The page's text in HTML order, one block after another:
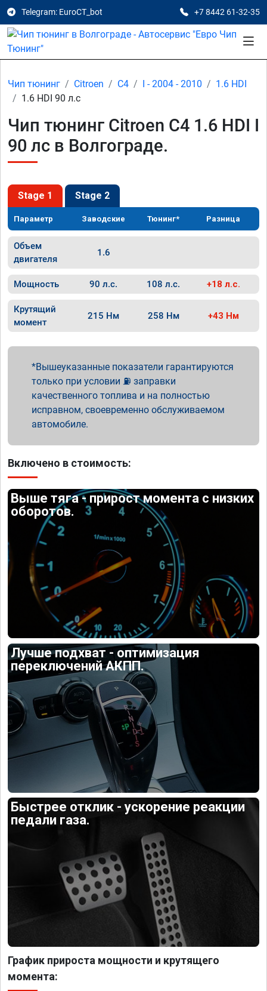
Telegram: EuroCT_bot +7 8442 61-32-35
Чип тюнинг Citroen C4 I - 2004 - 2010
1.6 HDI
1.6 HDI 90 л.с
Чип тюнинг Citroen C4 1.6 HDI I
90 лс в Волгограде.
Stage 1 Stage 2
Параметр Заводские Тюнинг* Разница
Объем
двигателя
1.6
Мощность 90 л.с. 108 л.с. +18 л.с.
Крутящий
момент
215 Нм 258 Нм +43 Нм
Вышеуказанные показатели гарантируются
только при условии ⛽ заправки
качественного топлива и на полностью
исправном, своевременно обслуживаемом
автомобиле.
Включено в стоимость:
Выше тяга - прирост момента с низких
оборотов.
Лучше подхват - оптимизация
переключений АКПП.
Быстрее отклик - ускорение реакции
педали газа.
График прироста мощности и крутящего
момента: